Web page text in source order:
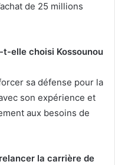
de 25 millions
t-elle choisi Kossounou
sa défense pour la
son expérience et
aux besoins de
la carrière de